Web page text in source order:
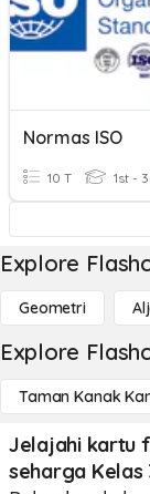
Normas ISO
10 T 1st -
Explore
Geometri
Explore
Taman Kanak
Jelajahi kartu
seharga Kelas